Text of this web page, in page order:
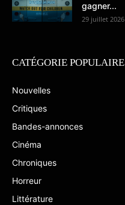
gagner...
29 juillet 2026
CATÉGORIE POPULAIRE
Nouvelles
Critiques
Bandes-annonces
Cinéma
Chroniques
Horreur
Littérature